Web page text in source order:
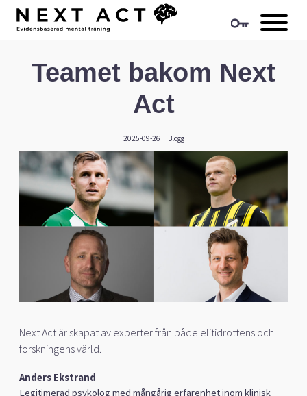
Teamet bakom Next
Act
2025-09-26 Blogg
Next Act är skapat av experter från både elitidrottens och
forskningens värld.
Anders Ekstrand
Legitimerad psykolog med mångårig erfarenhet inom klinisk